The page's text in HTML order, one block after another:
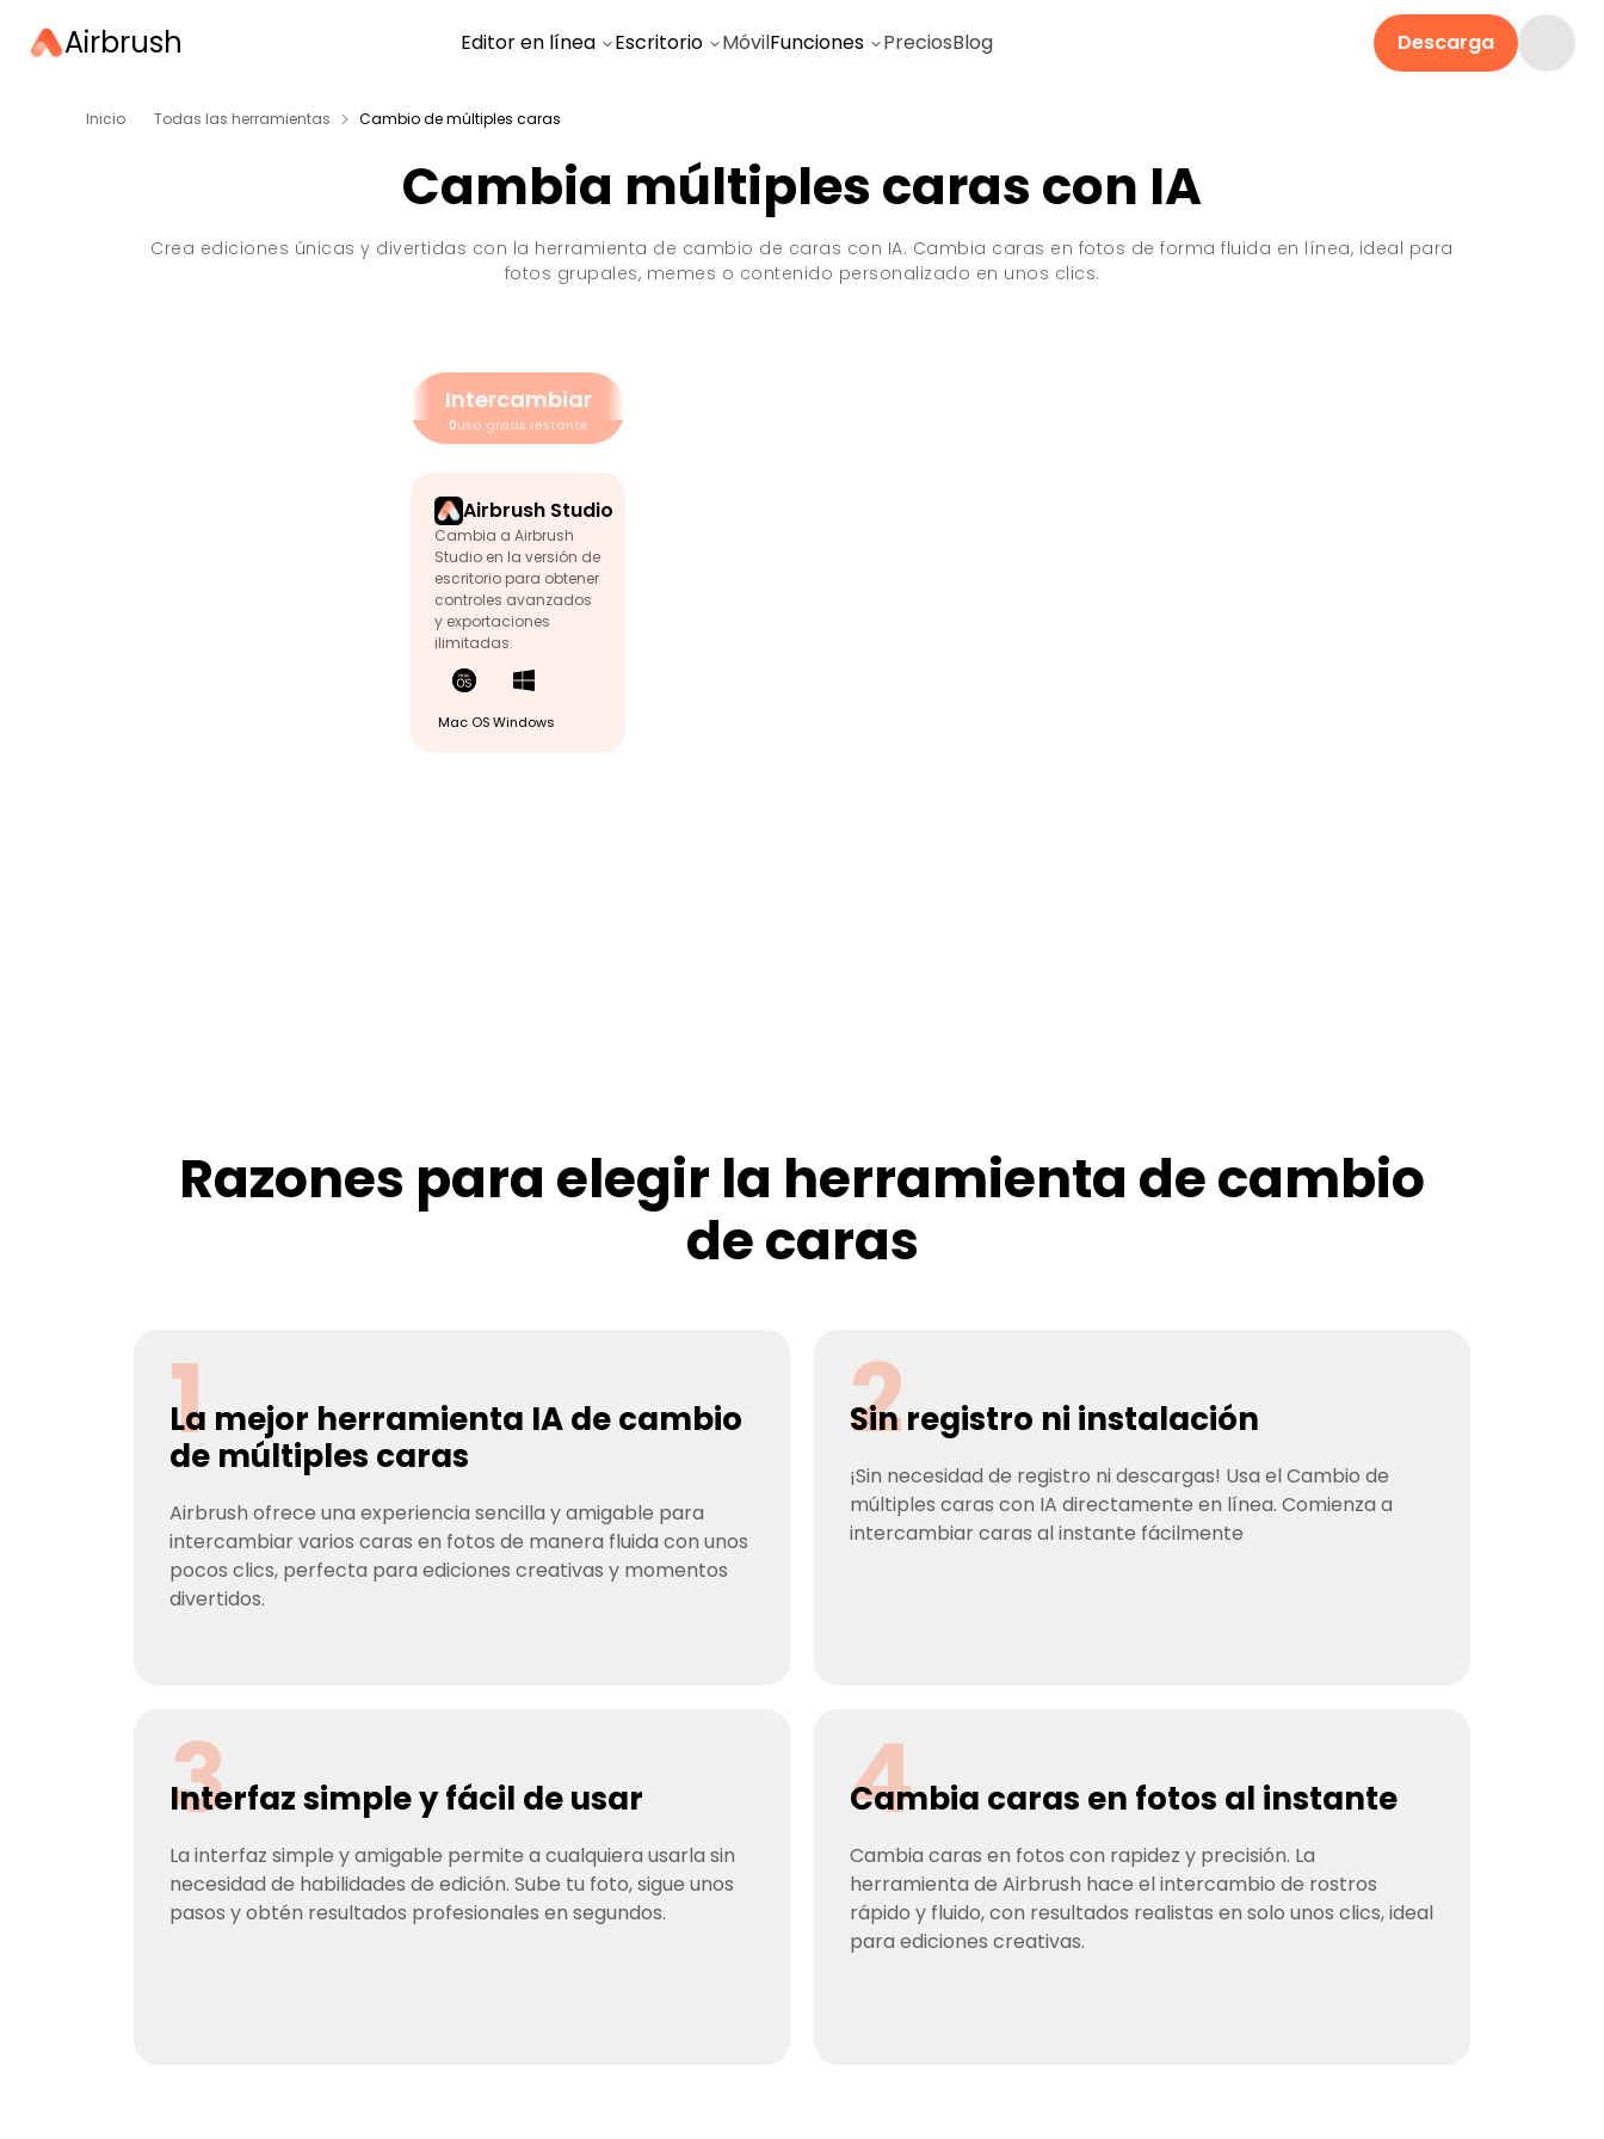
Airbrush Editor en línea Escritorio MóvilFunciones PreciosBlog Descarga
Inicio Todas las herramientas Cambio de múltiples caras
Cambia múltiples caras con IA
Crea ediciones únicas y divertidas con la herramienta de cambio de caras con IA. Cambia caras en fotos de forma fluida en línea, ideal para
fotos grupales, memes o contenido personalizado en unos clics.
Intercambiar
0uso gratis restante
Airbrush Studio
Cambia a Airbrush
Studio en la versión de
escritorio para obtener
controles avanzados
y exportaciones
ilimitadas.
Mac OS Windows
Razones para elegir la herramienta de cambio
de caras
1
La mejor herramienta IA de cambio
de múltiples caras
Airbrush ofrece una experiencia sencilla y amigable para
intercambiar varios caras en fotos de manera fluida con unos
pocos clics, perfecta para ediciones creativas y momentos
divertidos.
2
Sin registro ni instalación
¡Sin necesidad de registro ni descargas! Usa el Cambio de
múltiples caras con IA directamente en línea. Comienza a
intercambiar caras al instante fácilmente
3
Interfaz simple y fácil de usar
La interfaz simple y amigable permite a cualquiera usarla sin
necesidad de habilidades de edición. Sube tu foto, sigue unos
pasos y obtén resultados profesionales en segundos.
4
Cambia caras en fotos al instante
Cambia caras en fotos con rapidez y precisión. La
herramienta de Airbrush hace el intercambio de rostros
rápido y fluido, con resultados realistas en solo unos clics, ideal
para ediciones creativas.